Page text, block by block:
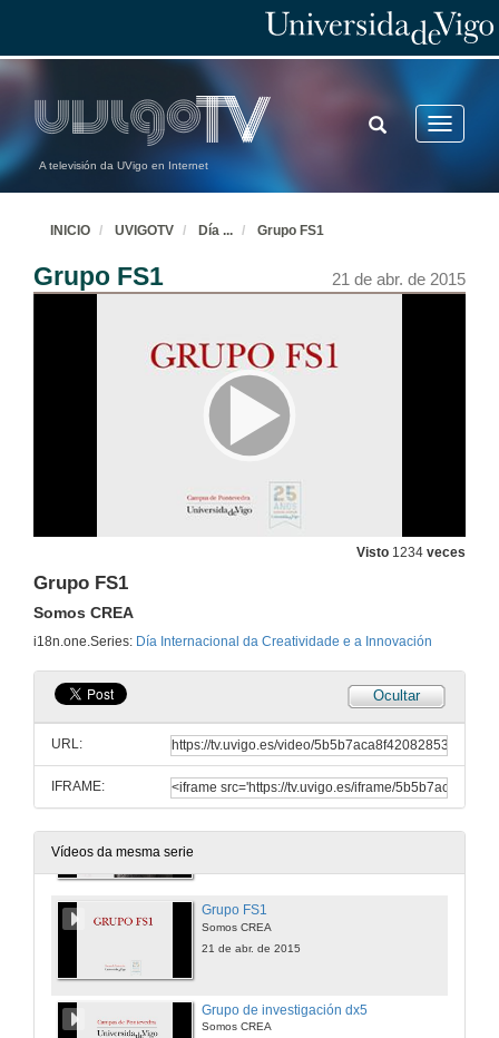
A televisión da UVigo en Internet
Toggle
TOGGLE
SEARCH
INICIO UVIGOTV Día ... Grupo FS1
Grupo FS1 21 de abr. de 2015
Visto 1234 veces
Grupo FS1
Somos CREA
i18n.one.Series: Día Internacional da Creatividade e a Innovación
Ocultar
URL:
IFRAME:
Vídeos da mesma serie
Presentación institucional da xornada
21 de abr. de 2015
Introduccion PechaKucha Somos CREA
21 de abr. de 2015
Pensar como un Oso
Grupo FS1
Somos CREA
21 de abr. de 2015
Grupo de investigación dx5
Somos CREA